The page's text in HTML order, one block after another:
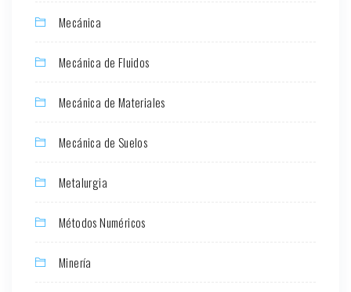
Mecánica
Mecánica de Fluidos
Mecánica de Materiales
Mecánica de Suelos
Metalurgia
Métodos Numéricos
Minería